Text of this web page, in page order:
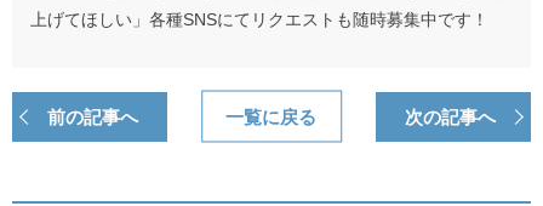
上げてほしい」各種SNSにてリクエストも随時募集中です！
前の記事へ 次の記事へ
一覧に戻る